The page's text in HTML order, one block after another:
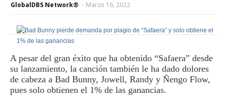
GlobalDBS Network® - Marzo 16, 2022
A pesar del gran éxito que ha obtenido “Safaera” desde
su lanzamiento, la canción también le ha dado dolores
de cabeza a Bad Bunny, Jowell, Randy y Ñengo Flow,
pues solo obtienen el 1% de las ganancias.